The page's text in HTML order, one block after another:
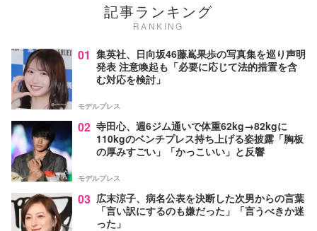
記事ランキング
RANKING
01 集英社、日向坂46藤嶌果歩の写真集を巡り声明
発表 注意喚起も「必要に応じて法的措置を含
む対応を検討」
モデルプレス
02 寺田心、週6ジム通いで体重62kg→82kgに
110kgのベンチプレス持ち上げる姿披露「胸板
の厚みすごい」「かっこいい」と反響
モデルプレス
03 広末涼子、病名公表を決断した次男からの言葉
「言い訳にするのも嫌だった」「言うべきか迷
った」